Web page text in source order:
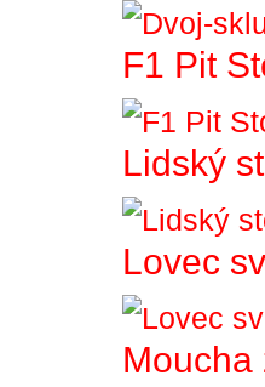
F1 Pit
Lidský
Lovec
Moucha